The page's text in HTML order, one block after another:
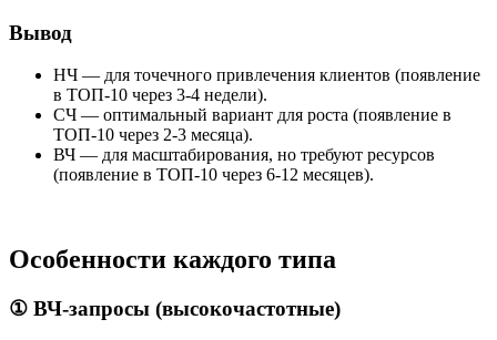
Вывод
НЧ — для точечного привлечения клиентов (появление
в ТОП-10 через 3-4 недели).
СЧ — оптимальный вариант для роста (появление в
ТОП-10 через 2-3 месяца).
ВЧ — для масштабирования, но требуют ресурсов
(появление в ТОП-10 через 6-12 месяцев).
Особенности каждого типа
① ВЧ-запросы (высокочастотные)